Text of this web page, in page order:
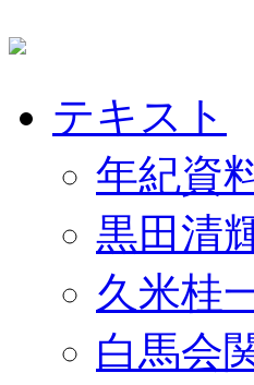
テキスト
年紀資
黒田清
久米桂
白馬会